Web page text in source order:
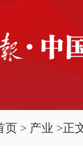
页 > 产业 >正